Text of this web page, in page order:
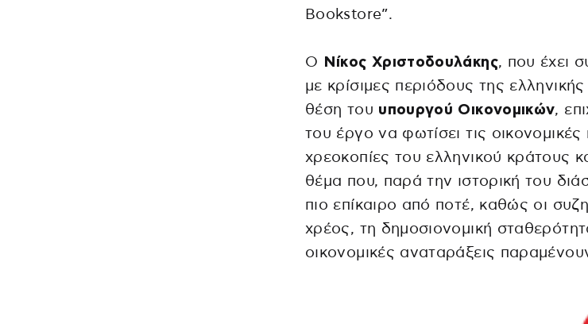
Bookstore”.
Ο Νίκος Χριστοδουλάκης, που έχει
με κρίσιμες περιόδους της
θέση του υπουργού Οικονομικών,
του έργο να φωτίσει τις οικονομικές
χρεοκοπίες του ελληνικού κράτους
θέμα που, παρά την ιστορική του
πιο επίκαιρο από ποτέ, καθώς οι
χρέος, τη δημοσιονομική
οικονομικές αναταράξεις